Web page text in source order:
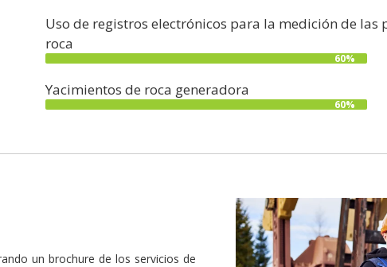
Uso de registros electrónicos para la medición de las
roca
60%
Yacimientos de roca generadora
60%
un brochure de los servicios de